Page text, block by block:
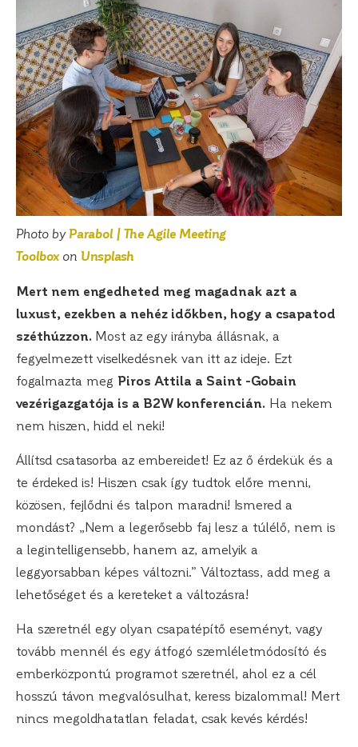
Photo by Parabol | The Agile Meeting
Toolboxon Unsplash
Mert nem engedheted meg magadnak azt a
luxust, ezekben a nehéz időkben, hogy a csapatod
széthúzzon. Most az egy irányba állásnak, a
fegyelmezett viselkedésnek van itt az ideje. Ezt
fogalmazta meg Piros Attila a Saint -Gobain
vezérigazgatója is a B2W konferencián. Ha nekem
nem hiszen, hidd el neki!
Állítsd csatasorba az embereidet! Ez az ő érdekük és a
te érdeked is! Hiszen csak így tudtok előre menni,
közösen, fejlődni és talpon maradni! Ismered a
mondást? „Nem a legerősebb faj lesz a túlélő, nem is
a legintelligensebb, hanem az, amelyik a
leggyorsabban képes változni.” Változtass, add meg a
lehetőséget és a kereteket a változásra!
Ha szeretnél egy olyan csapatépítő eseményt, vagy
tovább mennél és egy átfogó szemléletmódosító és
emberközpontú programot szeretnél, ahol ez a cél
hosszú távon megvalósulhat, keress bizalommal! Mert
nincs megoldhatatlan feladat, csak kevés kérdés!